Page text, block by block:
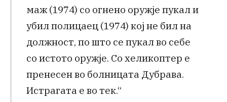
маж (1974) со огнено оружје пукал и
убил полицаец (1974) кој не бил на
должност, по што се пукал во себе
со истото оружје. Со хеликоптер е
пренесен во болницата Дубрава.
Истрагата е во тек.“